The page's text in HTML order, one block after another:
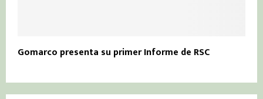
Gomarco presenta su primer Informe de RSC